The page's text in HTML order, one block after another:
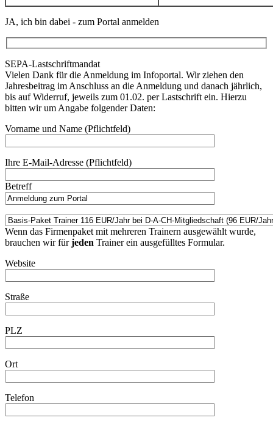
JA, ich bin dabei - zum Portal anmelden
SEPA-Lastschriftmandat
Vielen Dank für die Anmeldung im Infoportal. Wir ziehen den
Jahresbeitrag im Anschluss an die Anmeldung und danach jährlich,
bis auf Widerruf, jeweils zum 01.02. per Lastschrift ein. Hierzu
bitten wir um Angabe folgender Daten:
Vorname und Name (Pflichtfeld)
Ihre E-Mail-Adresse (Pflichtfeld)
Betreff
Wenn das Firmenpaket mit mehreren Trainern ausgewählt wurde,
brauchen wir fürjeden Trainer ein ausgefülltes Formular.
Website
Straße
PLZ
Ort
Telefon